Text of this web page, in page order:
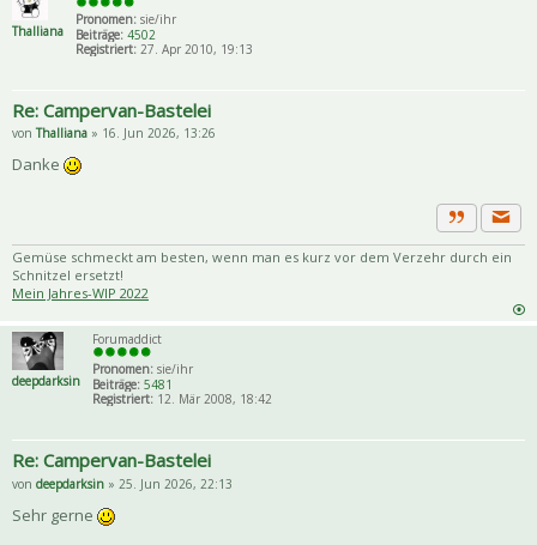
Thalliana
Pronomen: sie/ihr
Beiträge: 4502
Registriert: 27. Apr 2010, 19:13
Re: Campervan-Bastelei
vonThalliana » 16. Jun 2026, 13:26
Danke
Zitat
Gemüse schmeckt am besten, wenn man es kurz vor dem Verzehr durch ein
Schnitzel ersetzt!
Mein Jahres-WIP 2022
deepdarksin
Forumaddict
Pronomen: sie/ihr
Beiträge: 5481
Registriert: 12. Mär 2008, 18:42
Re: Campervan-Bastelei
von deepdarksin » 25. Jun 2026, 22:13
Sehr gerne